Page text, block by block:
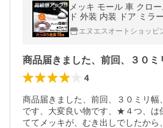
メッキ モール 車 クロ
ド 外装 内装 ドア ミラ
クセント 幅3タイプ
エヌエスオートショッピ
4
商品届きました、前回、３０ミリ幅
です、大変良い物です、★４つ、は
ててメッキが、むき出しでしたから